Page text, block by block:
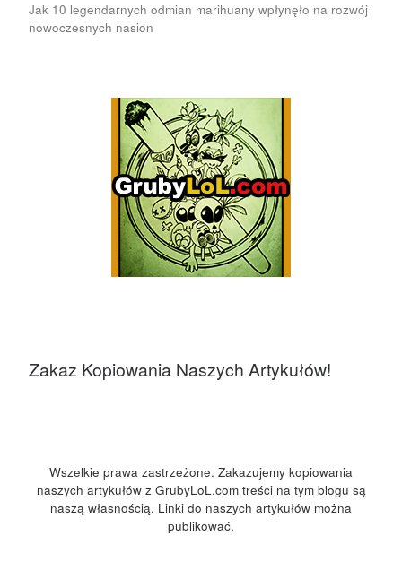
Jak 10 legendarnych odmian marihuany wpłynęło na rozwój
nowoczesnych nasion
Zakaz Kopiowania Naszych Artykułów!
Wszelkie prawa zastrzeżone. Zakazujemy kopiowania
naszych artykułów z GrubyLoL.com treści na tym blogu są
naszą własnością. Linki do naszych artykułów można
publikować.